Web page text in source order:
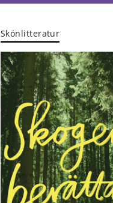
Skönlitteratur